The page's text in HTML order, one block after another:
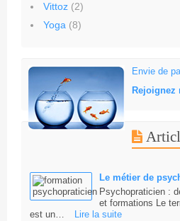
Vittoz (2)
Yoga (8)
Envie de
Rejoignez
Le métier de
Psychopraticien :
et formations Le
est un…
Lire la suite